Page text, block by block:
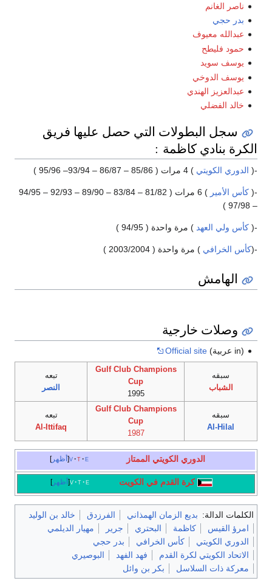
ناصر الغانم
بدر حجي
عبدالله معيوف
حمود فليطح
يوسف سويد
يوسف الدوخي
عبدالعزيز الهندي
خالد الفضلي
سجل البطولات التي حصل عليها فريق
الكرة بنادي كاظمة :
-( الدوري الكويتي ) 4 مرات ( 85/86 – 86/87 – 93/94– 95/96 )
-( كأس الأمير
) 6 مرات ( 81/82 – 83/84 – 89/90 – 92/93 – 94/95
– 97/98 )
-( كأس ولي العهد ) مرة واحدة ( 94/95 )
-(كأس الخرافي ) مرة واحدة ( 2003/2004 )
الهامش
وصلات خارجية
(in عربية) Official site
سبقه
الشباب
Gulf Club Champions
Cup
1995
تبعه
النصر
سبقه
Al-Hilal
Gulf Club Champions
Cup
1987
تبعه
Al-Ittifaq
أظهر v t e الدوري الكويتي الممتاز
أظهر v t e كرة القدم في الكويت
الكلمات الدالة: بديع الزمان الهمذاني الفرزدق
خالد بن الوليد
امرؤ القيس
كاظمة البحتري جرير
مهيار الديلمي
الدوري الكويتي
كأس الخرافي
بدر حجي
الاتحاد الكويتي لكرة القدم
فهد الفهد
البوصيري
معركة ذات السلاسل
بكر بن وائل